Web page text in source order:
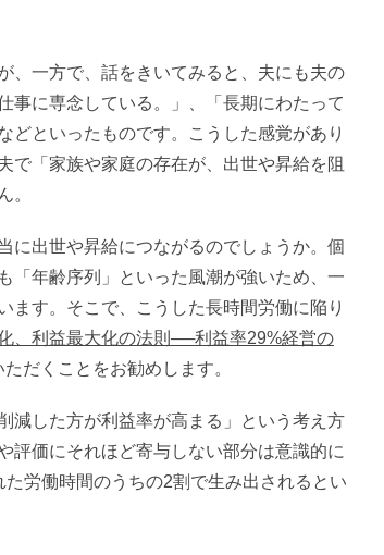
一方で、話をきいてみると、夫にも夫の
事に専念している。」、「長期にわたって
どといったものです。こうした感覚があり
で「家族や家庭の存在が、出世や昇給を阻
。
出世や昇給につながるのでしょうか。個
「年齢序列」といった風潮が強いため、一
ます。そこで、こうした長時間労働に陥り
化、利益最大化の法則──利益率29%経営の
だくことをお勧めします。
した方が利益率が高まる」という考え方
評価にそれほど寄与しない部分は意識的に
労働時間のうちの2割で生み出されるとい